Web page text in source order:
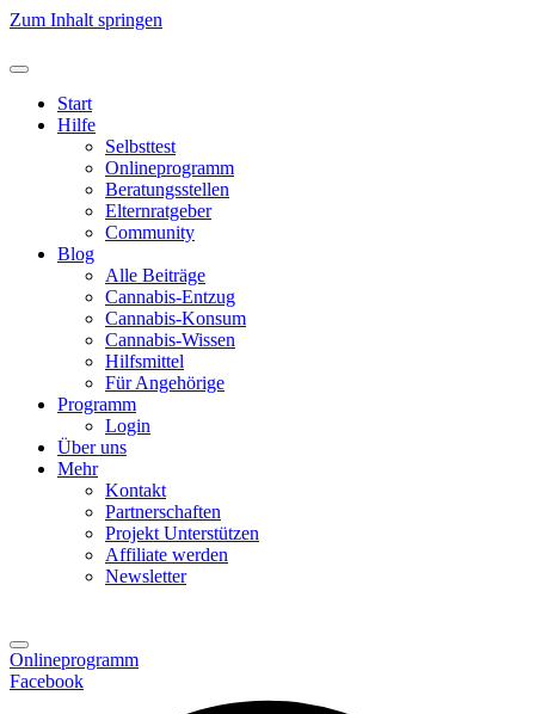
Zum Inhalt springen
Start
Hilfe
Selbsttest
Onlineprogramm
Beratungsstellen
Elternratgeber
Community
Blog
Alle Beiträge
Cannabis-Entzug
Cannabis-Konsum
Cannabis-Wissen
Hilfsmittel
Für Angehörige
Programm
Login
Über uns
Mehr
Kontakt
Partnerschaften
Projekt Unterstützen
Affiliate werden
Newsletter
Onlineprogramm
Facebook